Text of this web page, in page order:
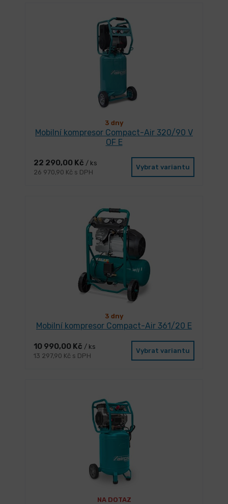
3 dny
Mobilní kompresor Compact-Air 320/90 V
OF E
22 290,00 Kč / ks
26 970,90 Kč s DPH
Vybrat variantu
3 dny
Mobilní kompresor Compact-Air 361/20 E
10 990,00 Kč / ks
13 297,90 Kč s DPH
Vybrat variantu
NA DOTAZ